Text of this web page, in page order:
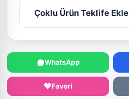
Çoklu Ürün Teklife Ekle
WhatsApp
Favori